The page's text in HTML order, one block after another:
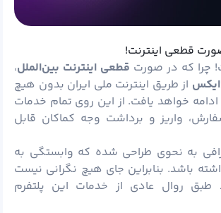
قطعی اینترنت!
چرا که در صورت قطعی اینترنت بین‌الملل،
از طریق اینترنت ملی ایران بدون هیچ
خواهد یافت. از این روی تمام خدمات
واریز و برداشت وجه کماکان قابل
به نحوی طراحی شده که وابستگی به
باشد. بنابراین جای هیچ نگرانی نیست
طبق روال عادی از خدمات این پلتفرم